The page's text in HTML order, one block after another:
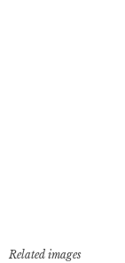
Related images